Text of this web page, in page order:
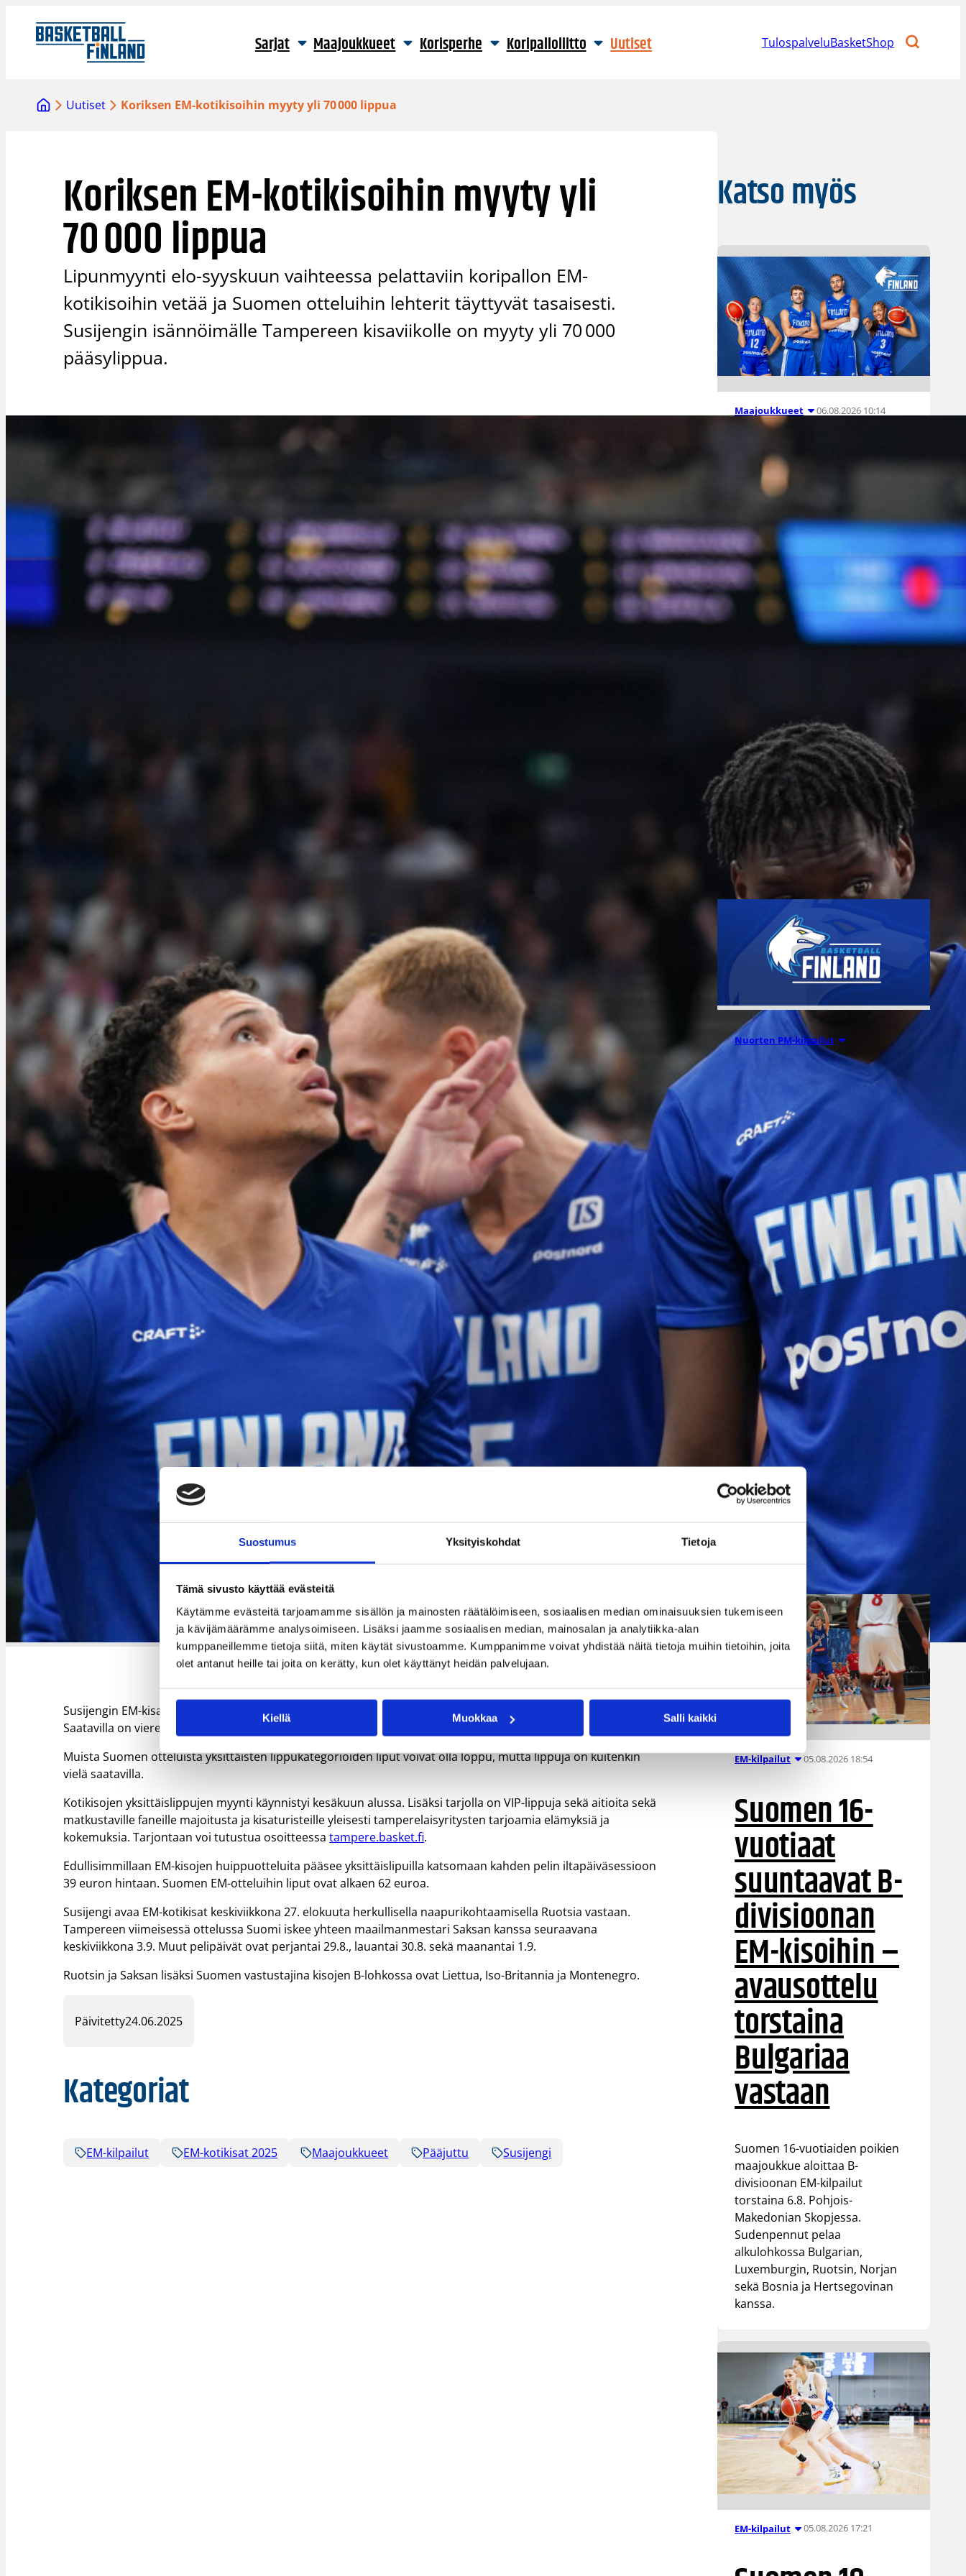
Suostumus Yksityiskohdat Tietoja
Tämä sivusto käyttää evästeitä
Käytämme evästeitä tarjoamamme sisällön ja mainosten räätälöimiseen, sosiaalisen median ominaisuuksien tukemiseen
ja kävijämäärämme analysoimiseen. Lisäksi jaamme sosiaalisen median, mainosalan ja analytiikka-alan
kumppaneillemme tietoja siitä, miten käytät sivustoamme. Kumppanimme voivat yhdistää näitä tietoja muihin tietoihin, joita
olet antanut heille tai joita on kerätty, kun olet käyttänyt heidän palvelujaan.
Kiellä Muokkaa Salli kaikki
sisältöön
Sarjat Maajoukkueet Korisperhe Koripalloliitto Uutiset TulospalveluBasketShop
Uutiset Koriksen EM-kotikisoihin myyty yli 70 000 lippua
Koriksen EM-kotikisoihin myyty yli
70 000 lippua
Lipunmyynti elo-syyskuun vaihteessa pelattaviin koripallon EM-
kotikisoihin vetää ja Suomen otteluihin lehterit täyttyvät tasaisesti.
Susijengin isännöimälle Tampereen kisaviikolle on myyty yli 70 000
pääsylippua.
Kuva: Ville Vuorinen
Susijengin EM-kisaotteluista lauantaina 30.8. pelattavaan Montenegro-otteluun on myyty jo yli 11 000 lippua.
Saatavilla on vierekkäisiä paikkoja enää jälkijunassa myyntiin tulleeseen toisen kenttäpäädyn lisäkatsomoon.
Muista Suomen otteluista yksittäisten lippukategorioiden liput voivat olla loppu, mutta lippuja on kuitenkin
vielä saatavilla.
Kotikisojen yksittäislippujen myynti käynnistyi kesäkuun alussa. Lisäksi tarjolla on VIP-lippuja sekä aitioita sekä
matkustaville faneille majoitusta ja kisaturisteille yleisesti tamperelaisyritysten tarjoamia elämyksiä ja
kokemuksia. Tarjontaan voi tutustua osoitteessatampere.basket.fi.
Edullisimmillaan EM-kisojen huippuotteluita pääsee yksittäislipuilla katsomaan kahden pelin iltapäiväsessioon
39 euron hintaan. Suomen EM-otteluihin liput ovat alkaen 62 euroa.
Susijengi avaa EM-kotikisat keskiviikkona 27. elokuuta herkullisella naapurikohtaamisella Ruotsia vastaan.
Tampereen viimeisessä ottelussa Suomi iskee yhteen maailmanmestari Saksan kanssa seuraavana
keskiviikkona 3.9. Muut pelipäivät ovat perjantai 29.8., lauantai 30.8. sekä maanantai 1.9.
Ruotsin ja Saksan lisäksi Suomen vastustajina kisojen B-lohkossa ovat Liettua, Iso-Britannia ja Montenegro.
Päivitetty24.06.2025
Kategoriat
EM-kilpailut EM-kotikisat 2025 Maajoukkueet Pääjuttu Susijengi
Katso myös
Maajoukkueet 06.08.2026 10:14
Edulliset liput
Susijengin ja
Susiladiesin
elokuun
kotimaaottelu
ihin nyt
Susiladiesin elokuun kotiturnaus
ja Susijengin Islanti-
kotimaaottelu lähestyvät.
Susijengin MM-
jatkokarsintaotteluun Ruotsia
vastaan on puolestaan enää
jäljellä kourallinen vierekkäisiä
Nuorten PM-kilpailut
Suomen 15-
vuotiaat tytöt
voittivat
Islannin
Nordic Open -
turnauksen
toisessa
ottelussa
Suomen 15-vuotiaiden tyttöjen
maajoukkue jatkoi
voittokulkuaan Lohjalla
pelattavassa Nordic Open -
turnauksessa kaatamalla
Islannin vakuuttavasti 70–47.
Sudenpennut kohtaa huomenna
turnauksen päätösottelussa
Latvian klo 15.
EM-kilpailut 05.08.2026 18:54
Suomen 16-
vuotiaat
suuntaavat B-
divisioonan
EM-kisoihin –
avausottelu
torstaina
Bulgariaa
vastaan
Suomen 16-vuotiaiden poikien
maajoukkue aloittaa B-
divisioonan EM-kilpailut
torstaina 6.8. Pohjois-
Makedonian Skopjessa.
Sudenpennut pelaa
alkulohkossa Bulgarian,
Luxemburgin, Ruotsin, Norjan
sekä Bosnia ja Hertsegovinan
kanssa.
EM-kilpailut 05.08.2026 17:21